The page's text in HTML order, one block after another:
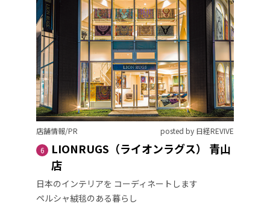
店舗情報/PR
posted by 日経REVIVE
6
LIONRUGS（ライオンラグス） 青山
店
日本のインテリアを コーディネートします
ペルシャ絨毯のある暮らし